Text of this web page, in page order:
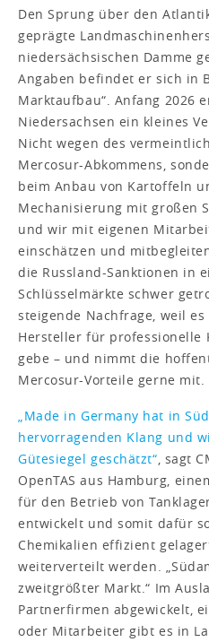
Den Sprung über den
geprägte
niedersächsischen Damme
Angaben befindet er sich in
Marktaufbau“. Anfang 2026
Niedersachsen ein kleines
Nicht wegen des
Mercosur-Abkommens,
beim Anbau von Kartoffeln
Mechanisierung mit großen
und wir mit eigenen
einschätzen und
die Russland-Sanktionen in
Schlüsselmärkte schwer
steigende Nachfrage, weil
Hersteller für professionelle
gebe – und nimmt die
Mercosur-Vorteile gerne mit.
„Made in Germany hat in
hervorragenden Klang und
Gütesiegel geschätzt“, sagt
OpenTAS aus Hamburg,
für den Betrieb von
entwickelt und somit dafür
Chemikalien effizient
weiterverteilt werden.
zweitgrößter Markt.“ Im
Partnerfirmen abgewickelt,
oder Mitarbeiter gibt es in